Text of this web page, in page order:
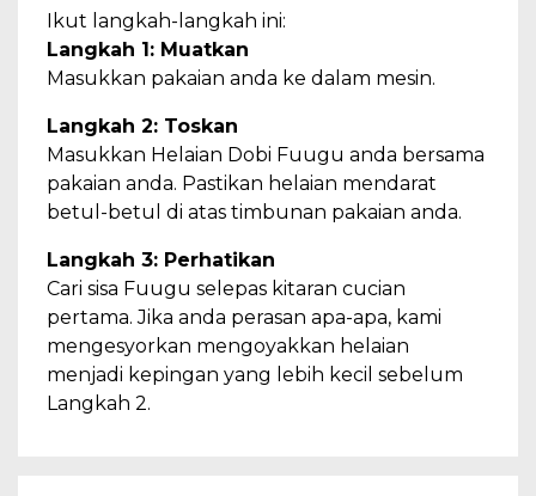
Ikut langkah-langkah ini:
Langkah 1: Muatkan
Masukkan pakaian anda ke dalam mesin.
Langkah 2: Toskan
Masukkan Helaian Dobi Fuugu anda bersama
pakaian anda. Pastikan helaian mendarat
betul-betul di atas timbunan pakaian anda.
Langkah 3: Perhatikan
Cari sisa Fuugu selepas kitaran cucian
pertama. Jika anda perasan apa-apa, kami
mengesyorkan mengoyakkan helaian
menjadi kepingan yang lebih kecil sebelum
Langkah 2.